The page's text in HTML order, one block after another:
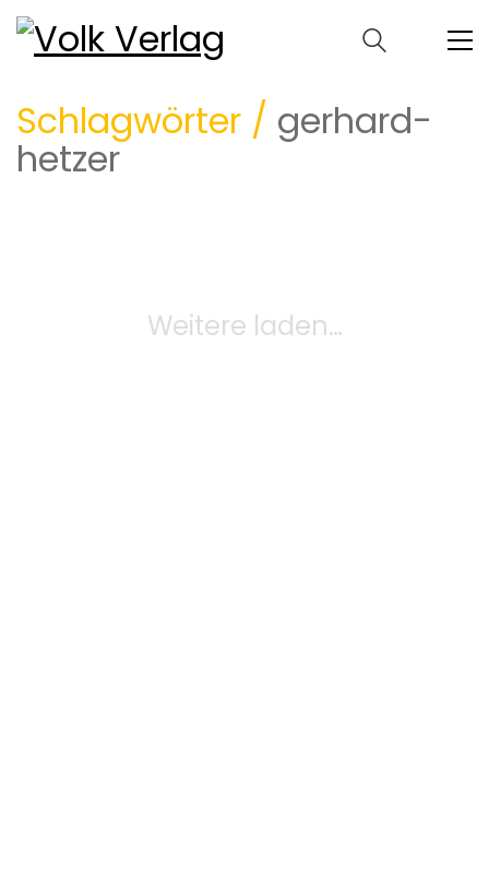
Schlagwörter / gerhard-
hetzer
Weitere laden…